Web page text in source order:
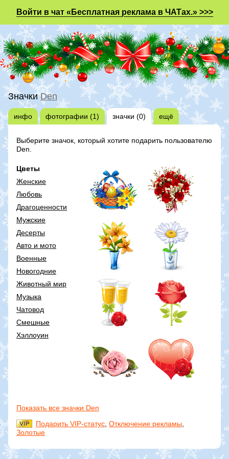
Войти в чат «Бесплатная реклама в ЧАТах.» >>>
ЗначкиDen
инфо фотографии (1) значки (0) ещё
Выберите значок, который хотите подарить пользователю
Den.
Цветы
Женские
Любовь
Драгоценности
Мужские
Десерты
Авто и мото
Военные
Новогодние
Животный мир
Музыка
Чатовод
Смешные
Хэллоуин
Показать все значки Den
Подарить VIP-статус Отключение рекламы
Золотые